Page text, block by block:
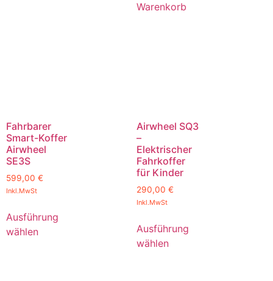
Warenkorb
Fahrbarer
Smart-Koffer
Airwheel
SE3S
599,00 €
Inkl.MwSt
Ausführung
wählen
Airwheel SQ3
–
Elektrischer
Fahrkoffer
für Kinder
290,00 €
Inkl.MwSt
Ausführung
wählen